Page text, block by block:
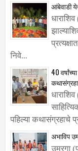
आंबेवाडी
निवे...
40
पहिल्या कथासंग्रहाचे
अभाविप